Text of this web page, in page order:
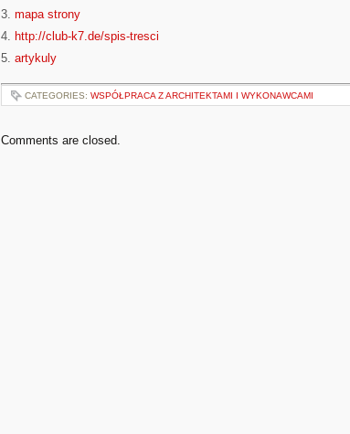
3. mapa strony
4. http://club-k7.de/spis-tresci
5. artykuly
CATEGORIES: WSPÓŁPRACA Z ARCHITEKTAMI I WYKONAWCAMI
Comments are closed.